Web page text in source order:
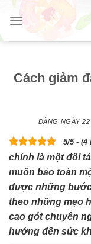
Skip
content
Cách giảm
ĐĂNG NGÀY
5/5 - (4
chính là một đối
muốn bảo toàn
được những
theo những mẹo
cao gót chuyên
hưởng đến sức